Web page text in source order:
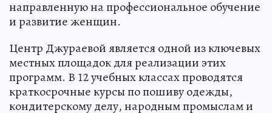
направленную на профессиональное обучение
и развитие женщин.
Центр Джураевой является одной из ключевых
местных площадок для реализации этих
программ. В 12 учебных классах проводятся
краткосрочные курсы по пошиву одежды,
кондитерскому делу, народным промыслам и